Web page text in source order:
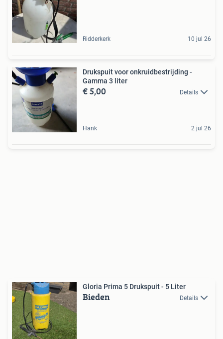
Ridderkerk 10 jul 26
Drukspuit voor onkruidbestrijding -
Gamma 3 liter
€ 5,00 Details
Hank 2 jul 26
Gloria Prima 5 Drukspuit - 5 Liter
Bieden Details